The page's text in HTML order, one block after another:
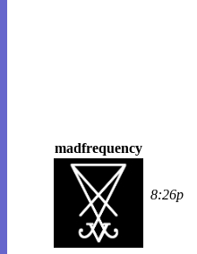
madfrequency
8:26p